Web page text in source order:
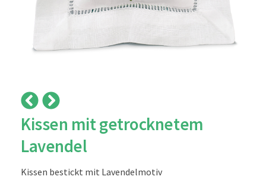
Kissen mit getrocknetem
Lavendel
Kissen bestickt mit Lavendelmotiv